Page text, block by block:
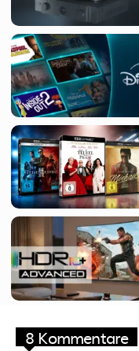
8 Kommentare